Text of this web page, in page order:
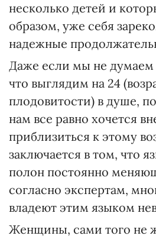
несколько детей и
образом, уже себя
надежные
Даже если мы не думаем
что выглядим на 24
плодовитости) в душе,
нам все равно хочется
приблизиться к этому
заключается в том, что
полон постоянно
согласно экспертам,
владеют этим языком
Женщины, сами того не